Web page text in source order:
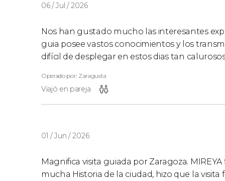
06 / Jul / 2026
Nos han gustado mucho las interesantes
guia posee vastos conocimientos y los
difícil de desplegar en estos dias tan
Operado por: Zaragusta
Viajó en pareja
01 / Jun / 2026
Magnifica visita guiada por Zaragoza.
mucha Historia de la ciudad, hizo que la